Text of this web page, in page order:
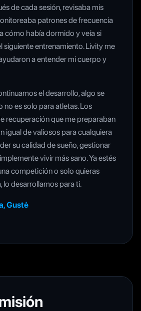
de cada sesión, revisaba mis
patrones de frecuencia
cómo había dormido y veía si
siguiente entrenamiento. Livity me
a entender mi cuerpo y
el desarrollo, algo se
no es solo para atletas. Los
recuperación que me preparaban
igual de valiosos para cualquiera
su calidad de sueño, gestionar
vivir más sano. Ya estés
competición o solo quieras
lo desarrollamos para ti.
Gustė